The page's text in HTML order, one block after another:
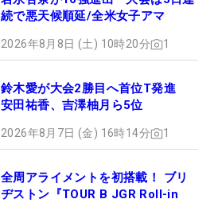
続で悪天候順延/全米女子アマ
2026年8月8日 (土) 10時20分 1
鈴木愛が大会2勝目へ首位T発進
安田祐香、吉澤柚月ら5位
2026年8月7日 (金) 16時14分 1
全周アライメントを初搭載！ ブリ
ヂストン『TOUR B JGR Roll-in